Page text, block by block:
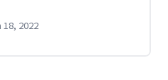
サインをご利用い
18, 2022